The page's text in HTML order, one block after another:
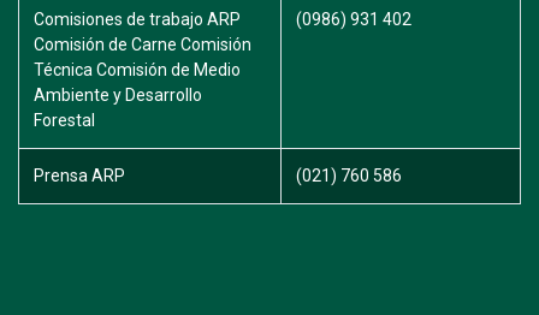
Comisiones de trabajo ARP
Comisión de Carne Comisión
Técnica Comisión de Medio
Ambiente y Desarrollo
Forestal
(0986) 931 402
Prensa ARP (021) 760 586